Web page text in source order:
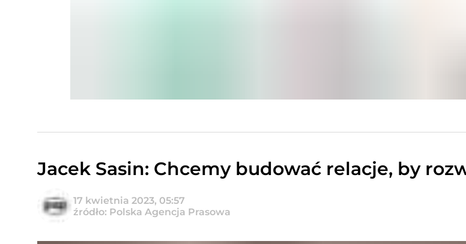
Jacek Sasin: Chcemy budować relacje, by
17 kwietnia 2023, 05:57
źródło: Polska Agencja Prasowa